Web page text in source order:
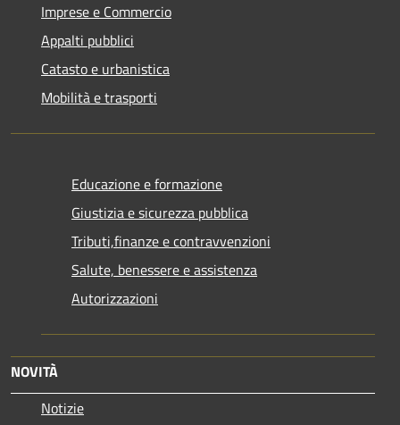
Imprese e Commercio
Appalti pubblici
Catasto e urbanistica
Mobilità e trasporti
Educazione e formazione
Giustizia e sicurezza pubblica
Tributi,finanze e contravvenzioni
Salute, benessere e assistenza
Autorizzazioni
NOVITÀ
Notizie